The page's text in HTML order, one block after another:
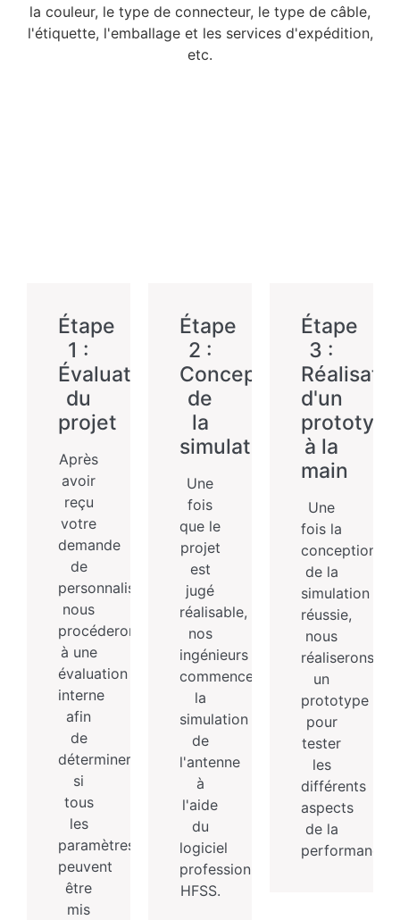
la couleur, le type de connecteur, le type de câble,
l'étiquette, l'emballage et les services d'expédition,
etc.
Étape
1 :
Évaluation
du
projet
Après
avoir
reçu
votre
demande
de
personnalisation,
nous
procéderons
à une
évaluation
interne
afin
de
déterminer
si
tous
les
paramètres
peuvent
être
mis
Étape
2 :
Conception
de
la
simulation
Une
fois
que le
projet
est
jugé
réalisable,
nos
ingénieurs
commencent
la
simulation
de
l'antenne
à
l'aide
du
logiciel
professionnel
HFSS.
Étape
3 :
d'un
prototype
à la
main
Une
fois la
conception
de la
simulation
réussie,
nous
réaliserons
un
prototype
pour
tester
les
différents
aspects
de la
performance.